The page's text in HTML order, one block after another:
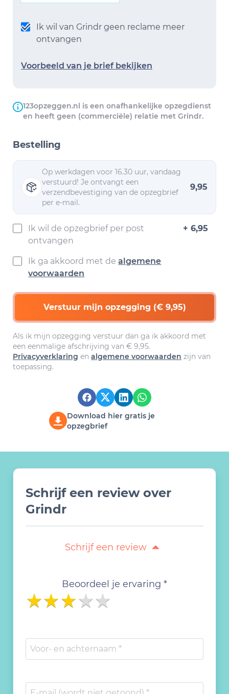
Ik wil van Grindr geen reclame meer
ontvangen
Voorbeeld van je brief bekijken
123opzeggen.nl is een onafhankelijke opzegdienst
en heeft geen (commerciële) relatie met Grindr.
Bestelling
Op werkdagen voor 16.30 uur, vandaag
verstuurd! Je ontvangt een
verzendbevestiging van de opzegbrief
per e-mail.
9,95
Ik wil de opzegbrief per post
ontvangen
+ 6,95
Ik ga akkoord met dealgemene
voorwaarden
Verstuur mijn opzegging (€ 9,95)
Als ik mijn opzegging verstuur dan ga ik akkoord met
een eenmalige afschrijving van € 9,95.
Privacyverklaring en algemene voorwaarden zijn van
toepassing.
Download hier gratis je
opzegbrief
Schrijf een review over
Grindr
Schrijf een review
Beoordeel je ervaring *